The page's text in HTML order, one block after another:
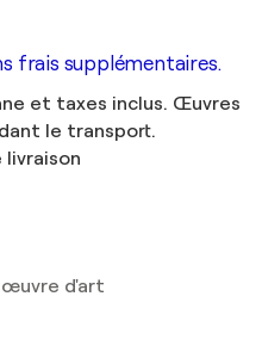
frais supplémentaires.
et taxes inclus. Œuvres
le transport.
livraison
œuvre d'art